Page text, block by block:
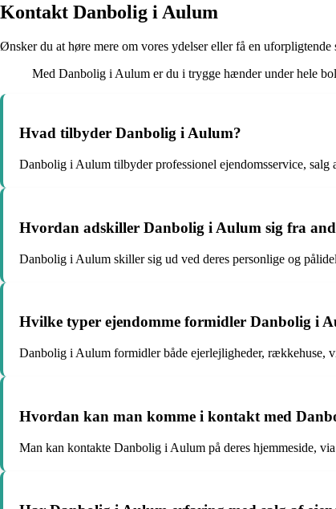
Kontakt Danbolig i Aulum
Ønsker du at høre mere om vores ydelser eller få en
Med Danbolig i Aulum er du i trygge hænder under hele
Hvad tilbyder Danbolig i Aulum?
Danbolig i Aulum tilbyder professionel ejendomsservice,
Hvordan adskiller Danbolig i Aulum sig fra
Danbolig i Aulum skiller sig ud ved deres personlige og
Hvilke typer ejendomme formidler Danbolig i
Danbolig i Aulum formidler både ejerlejligheder, rækkehuse,
Hvordan kan man komme i kontakt med
Man kan kontakte Danbolig i Aulum på deres hjemmeside,